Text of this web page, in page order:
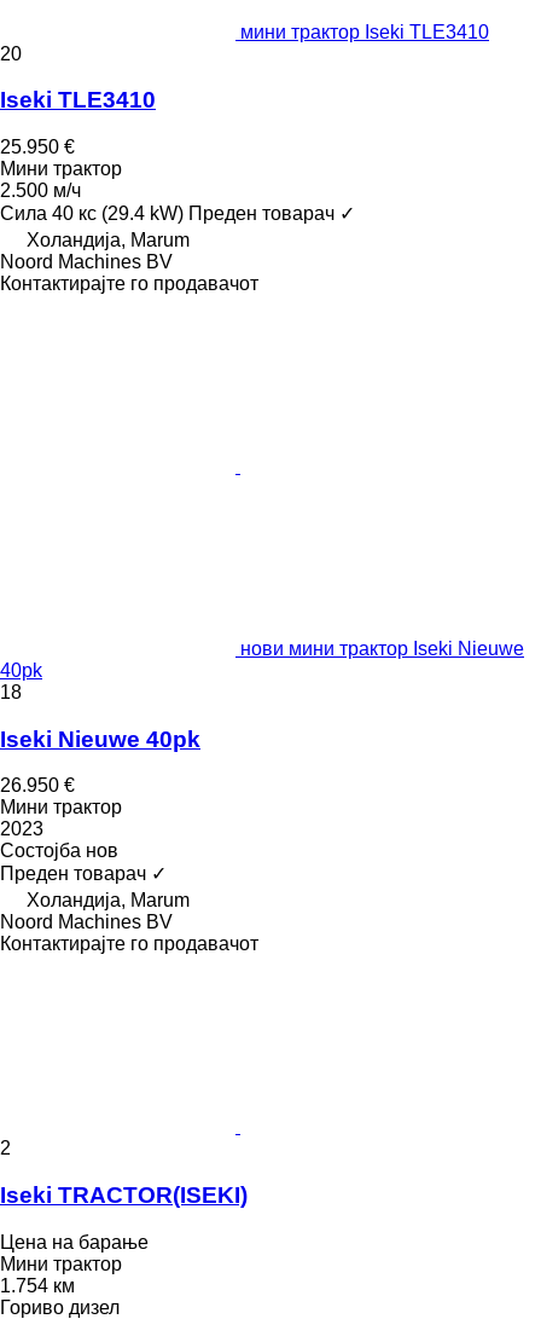
мини трактор Iseki TLE3410
20
Iseki TLE3410
25.950 €
Мини трактор
2.500 м/ч
Сила 40 кс (29.4 kW) Преден товарач ✓
Холандија, Marum
Noord Machines BV
Контактирајте го продавачот
нови мини трактор Iseki Nieuwe
40pk
18
Iseki Nieuwe 40pk
26.950 €
Мини трактор
2023
Состојба нов
Преден товарач ✓
Холандија, Marum
Noord Machines BV
Контактирајте го продавачот
2
Iseki TRACTOR(ISEKI)
Цена на барање
Мини трактор
1.754 км
Гориво дизел